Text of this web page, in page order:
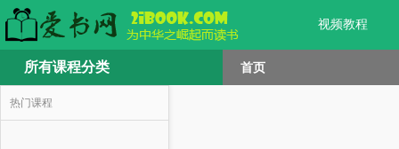
视频教程
所有课程分类 首页
热门课程